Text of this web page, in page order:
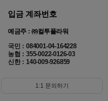
입금 계좌번호
예금주 : ㈜컬투플라워
국민 : 084001-04-164228
농협 : 355-0022-0126-03
신한 : 140-009-926859
1:1 문의하기